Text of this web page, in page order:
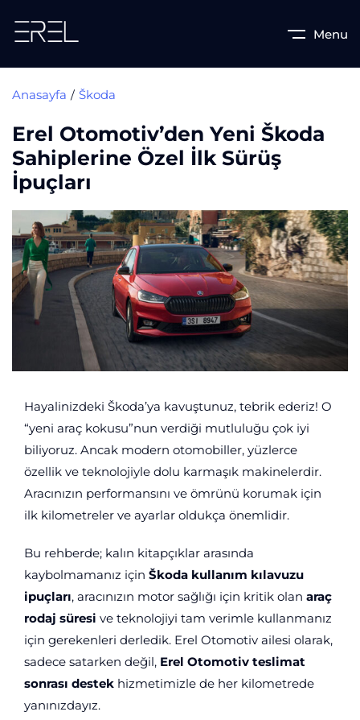
Menu
Anasayfa Škoda
Erel Otomotiv’den Yeni Škoda
Sahiplerine Özel İlk Sürüş
İpuçları
Hayalinizdeki Škoda’ya kavuştunuz, tebrik ederiz! O
“yeni araç kokusu”nun verdiği mutluluğu çok iyi
biliyoruz. Ancak modern otomobiller, yüzlerce
özellik ve teknolojiyle dolu karmaşık makinelerdir.
Aracınızın performansını ve ömrünü korumak için
ilk kilometreler ve ayarlar oldukça önemlidir.
Bu rehberde; kalın kitapçıklar arasında
kaybolmamanız için Škoda kullanım kılavuzu
ipuçları, aracınızın motor sağlığı için kritik olan araç
rodaj süresi ve teknolojiyi tam verimle kullanmanız
için gerekenleri derledik. Erel Otomotiv ailesi olarak,
sadece satarken değil, Erel Otomotiv teslimat
sonrası destek hizmetimizle de her kilometrede
yanınızdayız.